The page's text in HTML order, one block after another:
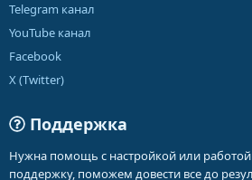
Telegram канал
YouTube канал
Facebook
X (Twitter)
Поддержка
Нужна помощь с настройкой или
поддержку, поможем довести все до